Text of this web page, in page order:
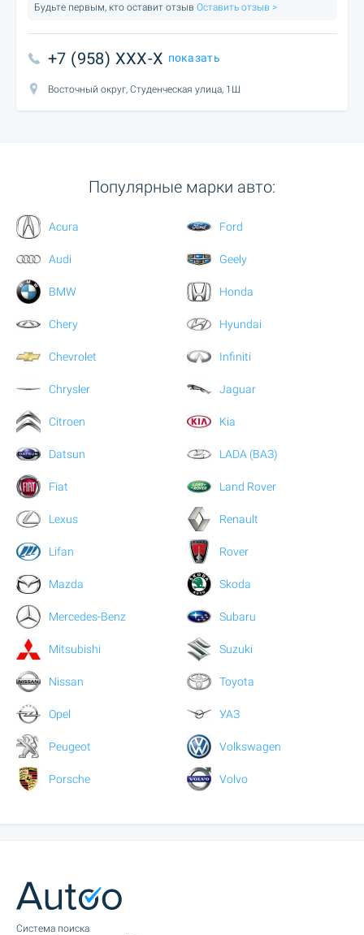
Будьте первым, кто оставит отзыв Оставить отзыв >
+7 (958) XXX-X показать
Восточный округ, Студенческая улица, 1Ш
Популярные марки авто:
Acura
Audi
BMW
Chery
Chevrolet
Chrysler
Citroen
Datsun
Fiat
Ford
Geely
Honda
Hyundai
Infiniti
Jaguar
Kia
LADA (ВАЗ)
Land Rover
Lexus
Lifan
Mazda
Mercedes-Benz
Mitsubishi
Nissan
Opel
Peugeot
Porsche
Renault
Rover
Skoda
Subaru
Suzuki
Toyota
УАЗ
Volkswagen
Volvo
Cистема поиска